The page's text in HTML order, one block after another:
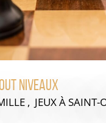
niveaux
, JEUXÀ SAINT-